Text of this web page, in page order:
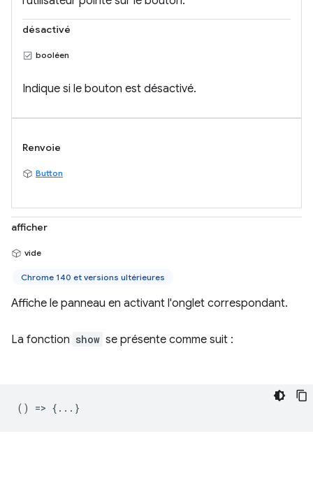
désactivé
booléen
Indique si le bouton est désactivé.
Renvoie
Button
afficher
vide
Chrome 140 et versions ultérieures
Affiche le panneau en activant l'onglet correspondant.
La fonction show se présente comme suit :
() => {...}